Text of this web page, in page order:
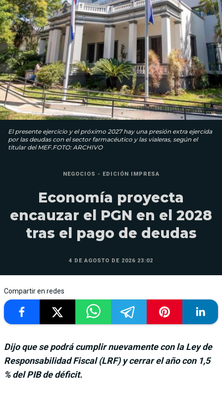
El presente ejercicio y el próximo 2027 hay una presión extra ejercida
por las deudas con el sector farmacéutico y las vialeras, según el
titular del MEF.FOTO: ARCHIVO
NEGOCIOS - EDICIÓN IMPRESA
Economía proyecta
encauzar el PGN en el 2028
tras el pago de deudas
4 DE AGOSTO DE 2026 23:02
Compartir en redes
Dijo que se podrá cumplir nuevamente con la Ley de
Responsabilidad Fiscal (LRF) y cerrar el año con 1,5
% del PIB de déficit.